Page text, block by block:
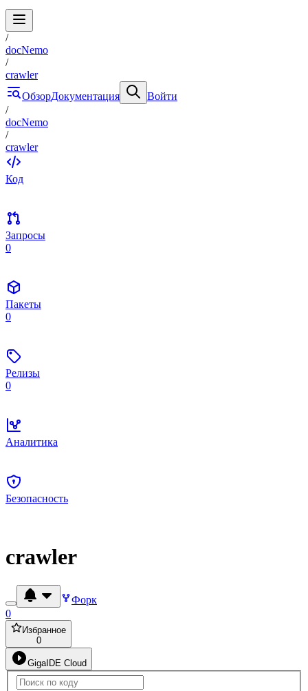
/
docNemo
/
crawler
ОбзорДокументация
Войти
/
docNemo
/
crawler
Код
Запросы
0
Пакеты
0
Релизы
0
Аналитика
Безопасность
crawler
Форк
0
Избранное
0
GigaIDE Cloud